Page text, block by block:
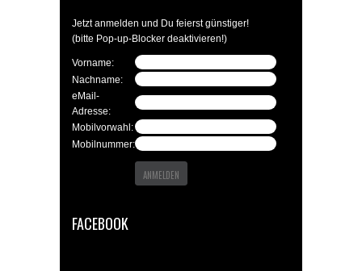
Jetzt anmelden und Du feierst günstiger!
(bitte Pop-up-Blocker deaktivieren!)
Vorname:
Nachname:
eMail-
Adresse:
Mobilvorwahl:
Mobilnummer:
FACEBOOK